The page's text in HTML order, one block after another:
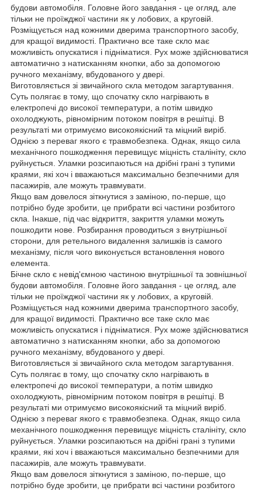
будови автомобіля. Головне його завдання - це огляд, але
тільки не проїжджої частини як у лобових, а круговій.
Розміщується над кожними дверима транспортного засобу,
для кращої видимості. Практично все таке скло має
можливість опускатися і підніматися. Рух може здійснюватися
автоматично з натисканням кнопки, або за допомогою
ручного механізму, вбудованого у двері.
Виготовляється зі звичайного скла методом загартування.
Суть полягає в тому, що спочатку скло нагрівають в
електропечі до високої температури, а потім швидко
охолоджують, рівномірним потоком повітря в решітці. В
результаті ми отримуємо високоякісний та міцний виріб.
Однією з переваг якого є травмобезпека. Однак, якщо сила
механічного пошкодження перевищує міцність сталініту, скло
руйнується. Уламки розсипаються на дрібні грані з тупими
краями, які хоч і вважаються максимально безпечними для
пасажирів, але можуть травмувати.
Якщо вам довелося зіткнутися з заміною, по-перше, що
потрібно буде зробити, це прибрати всі частини розбитого
скла. Інакше, під час відкриття, закриття уламки можуть
пошкодити нове. Розбирання проводиться з внутрішньої
сторони, для ретельного видалення залишків із самого
механізму, після чого виконується встановлення нового
елемента.
Бічне скло є невід'ємною частиною внутрішньої та зовнішньої
будови автомобіля. Головне його завдання - це огляд, але
тільки не проїжджої частини як у лобових, а круговій.
Розміщується над кожними дверима транспортного засобу,
для кращої видимості. Практично все таке скло має
можливість опускатися і підніматися. Рух може здійснюватися
автоматично з натисканням кнопки, або за допомогою
ручного механізму, вбудованого у двері.
Виготовляється зі звичайного скла методом загартування.
Суть полягає в тому, що спочатку скло нагрівають в
електропечі до високої температури, а потім швидко
охолоджують, рівномірним потоком повітря в решітці. В
результаті ми отримуємо високоякісний та міцний виріб.
Однією з переваг якого є травмобезпека. Однак, якщо сила
механічного пошкодження перевищує міцність сталініту, скло
руйнується. Уламки розсипаються на дрібні грані з тупими
краями, які хоч і вважаються максимально безпечними для
пасажирів, але можуть травмувати.
Якщо вам довелося зіткнутися з заміною, по-перше, що
потрібно буде зробити, це прибрати всі частини розбитого